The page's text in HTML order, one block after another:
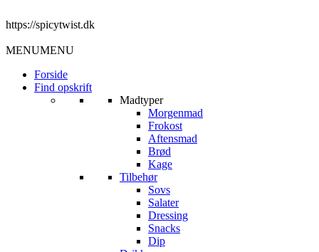
https://spicytwist.dk
MENUMENU
Forside
Find opskrift
Madtyper
Morgenmad
Frokost
Aftensmad
Brød
Kage
Tilbehør
Sovs
Salater
Dressing
Snacks
Dip